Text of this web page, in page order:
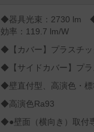
◆器具光束：2730 lm
効率：119.7 lm/W
◆【カバー】プラスチッ
◆【サイドカバー】プラ
◆壁直付型、高演色・標
◆高演色Ra93
◆●壁面（横向き）取付